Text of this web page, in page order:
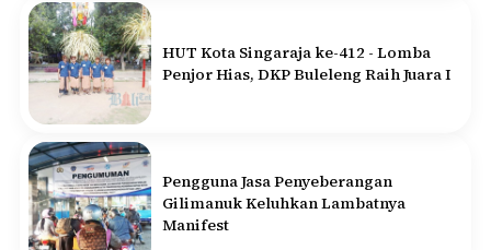
HUT Kota Singaraja ke-412 - Lomba
Penjor Hias, DKP Buleleng Raih Juara I
Pengguna Jasa Penyeberangan
Gilimanuk Keluhkan Lambatnya
Manifest